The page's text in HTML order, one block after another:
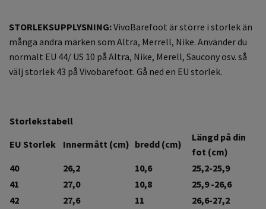
STORLEKSUPPLYSNING:VivoBarefoot är större i storlek än
många andra märken som Altra, Merrell, Nike. Använder du
normalt EU 44/ US 10 på Altra, Nike, Merell, Saucony osv. så
välj storlek 43 på Vivobarefoot. Gå ned en EU storlek.
Storlekstabell
EU Storlek
Innermått (cm) bredd (cm)
Längd på din
fot (cm)
40
26,2 10,6
25,2-25,9
41
27,0 10,8
25,9 -26,6
42
27,6 11
26,6-27,2